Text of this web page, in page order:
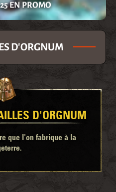
EN PROMO
D'ORGNUM
D'ORGNUM
que l'on fabrique à la